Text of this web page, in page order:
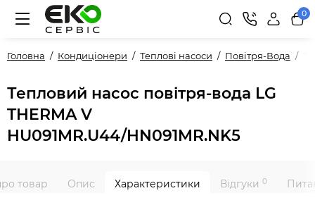
0
Головна Кондиціонери Теплові насоси Повітря-Вода
Тепловий насос повітря-вода LG
THERMA V
HU091MR.U44/HN091MR.NK5
товар Опис Характеристики Відгуки 0